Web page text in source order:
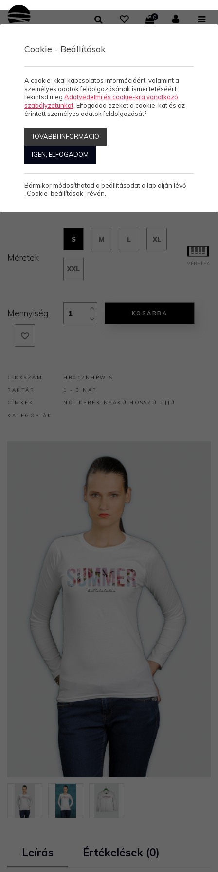
0
KOLLEKCIÓK/ HELLO BALATON SUMMER '18
HELLO BALATON
SUMMER '18
HELLO BALATON
SUMMER '18
5.990 Ft/db
Méretek
S M L XL
XXL
MÉRETEK
Mennyiség KOSÁRBA
CIKKSZÁM
HB012NHPW-S
RAKTÁR
1 - 3 NAP
CÍMKÉK
NŐI KEREK NYAKÚ
HOSSZÚ UJJÚ
KATEGÓRIÁK
Leírás Értékelések (0)
Cookie - Beállítások
A cookie-kkal kapcsolatos információért, valamint a
személyes adatok feldolgozásának ismertetéséért
tekintsd meg Adatvédelmi és cookie-kra vonatkozó
szabályzatunkat . Elfogadod ezeket a cookie-kat és az
érintett személyes adatok feldolgozását?
TOVÁBBI INFORMÁCIÓ
IGEN, ELFOGADOM
Bármikor módosíthatod a beállításodat a lap alján lévő
„Cookie-beállítások” révén.